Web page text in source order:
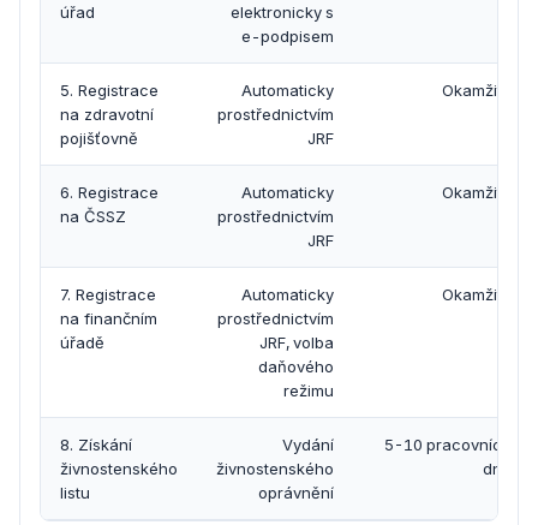
úřad
elektronicky s
e-podpisem
5. Registrace
na zdravotní
pojišťovně
Automaticky
prostřednictvím
JRF
Okamžitě
6. Registrace
na ČSSZ
Automaticky
prostřednictvím
JRF
Okamžitě
7. Registrace
na finančním
úřadě
Automaticky
prostřednictvím
JRF, volba
daňového
režimu
Okamžitě
8. Získání
živnostenského
listu
Vydání
živnostenského
oprávnění
5-10 pracovních
dnů